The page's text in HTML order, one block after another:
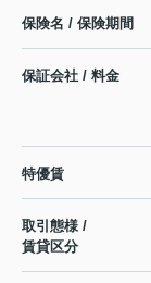
保険名 / 保険期間
保証会社 / 料金
特優賃
取引態様 /
賃貸区分